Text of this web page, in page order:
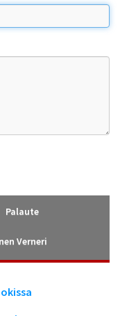
Palaute
Verneri